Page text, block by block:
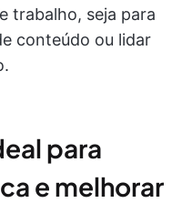
trabalho, seja para
conteúdo ou lidar
para
e melhorar